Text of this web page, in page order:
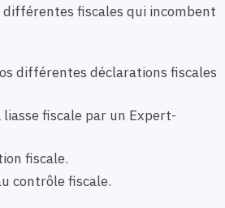
différentes fiscales qui incombent
différentes déclarations fiscales
fiscale par un Expert-
fiscale.
contrôle fiscale.